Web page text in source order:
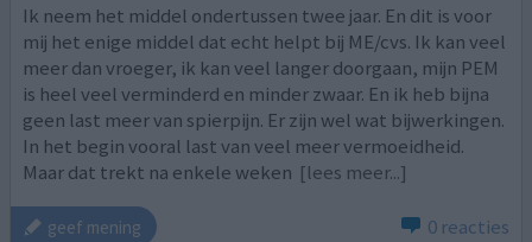
Ik neem het middel ondertussen twee jaar. En dit is voor
mij het enige middel dat echt helpt bij ME/cvs. Ik kan veel
meer dan vroeger, ik kan veel langer doorgaan, mijn PEM
is heel veel verminderd en minder zwaar. En ik heb bijna
geen last meer van spierpijn. Er zijn wel wat bijwerkingen.
In het begin vooral last van veel meer vermoeidheid.
Maar dat trekt na enkele weken [lees meer...]
geef mening 0 reacties